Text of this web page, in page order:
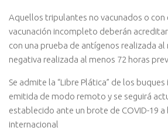
Aquellos tripulantes no vacunados o con
vacunación incompleto deberán
con una prueba de antígenos realizada al
negativa realizada al menos 72 horas
Se admite la “Libre Plática” de los
emitida de modo remoto y se seguirá
establecido ante un brote de COVID-19
internacional